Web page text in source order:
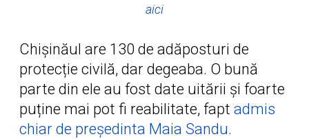
aici
Chișinăul are 130 de adăposturi de
protecție civilă, dar degeaba. O bună
parte din ele au fost date uitării și foarte
puține mai pot fi reabilitate, fapt admis
chiar de președinta Maia Sandu.